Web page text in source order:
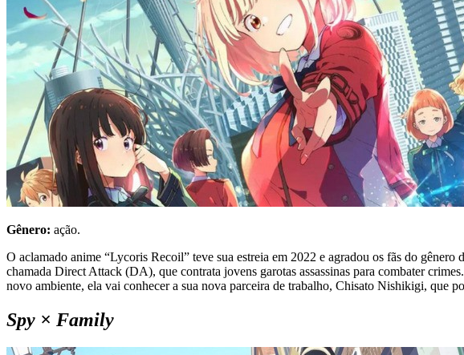
Gênero: ação.
O aclamado anime “Lycoris Recoil” teve sua estreia em 2022 e agradou os fãs do
chamada Direct Attack (DA), que contrata jovens garotas assassinas para combater
novo ambiente, ela vai conhecer a sua nova parceira de trabalho, Chisato Nishikigi, que
Spy × Family